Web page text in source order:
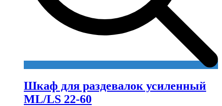
Шкаф для раздевалок усиленный
ML/LS 22-60